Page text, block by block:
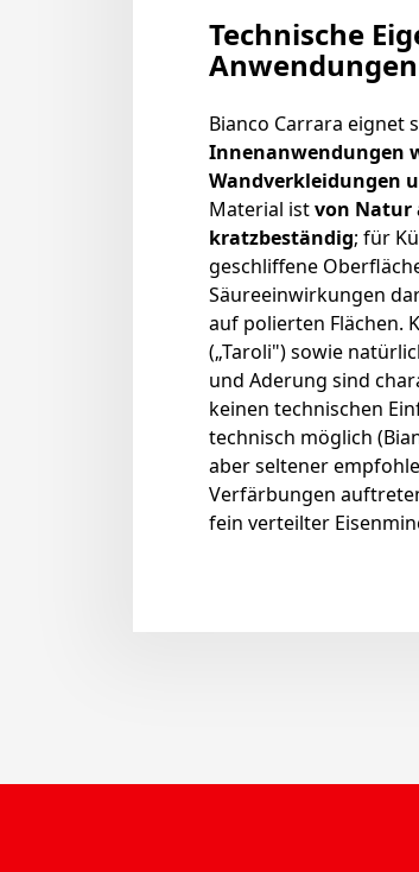
Technische
Anwendungen
Bianco Carrara eignet
Innenanwendungen
Wandverkleidungen
Material istvon Natur
kratzbeständig; für
geschliffene
Säureeinwirkungen
auf polierten Flächen.
(„Taroli") sowie
und Aderung sind
keinen technischen
technisch möglich
aber seltener
Verfärbungen
fein verteilter